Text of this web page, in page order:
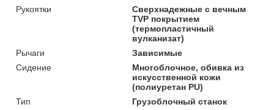
Рукоятки
Сверхнадежные с вечным
TVP покрытием
(термопластичный
вулканизат)
Рычаги
Зависимые
Сидение
Многоблочное, обивка из
искусственной кожи
(полиуретан PU)
Тип
Грузоблочный станок